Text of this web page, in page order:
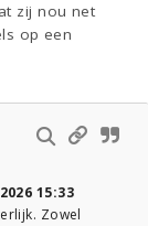
zij nou net
op een
15:33
Zowel